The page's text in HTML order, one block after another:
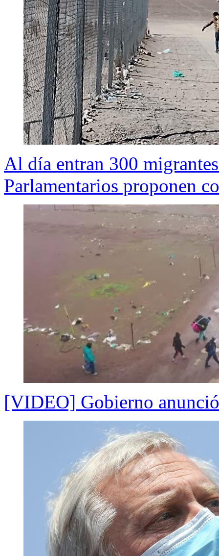
Al día entran 300
Parlamentarios proponen
[VIDEO] Gobierno